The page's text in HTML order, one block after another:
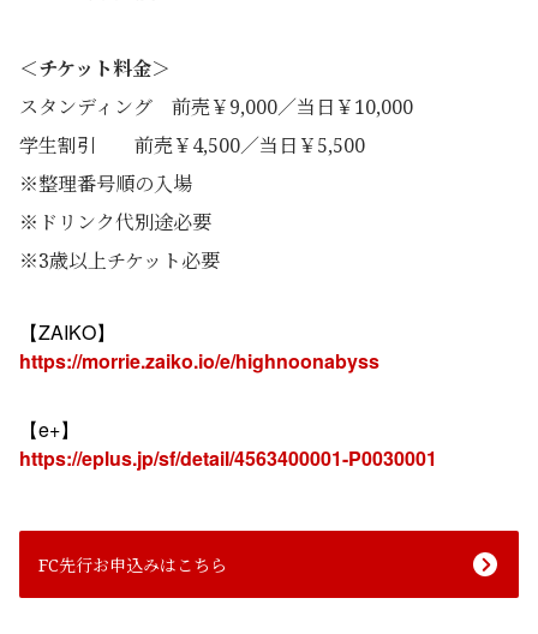
＜チケット料金＞
スタンディング 前売￥9,000／当日￥10,000
学生割引 前売￥4,500／当日￥5,500
※整理番号順の入場
※ドリンク代別途必要
※3歳以上チケット必要
【ZAIKO】
https://morrie.zaiko.io/e/highnoonabyss
【e+】
https://eplus.jp/sf/detail/4563400001-P0030001
FC先行お申込みはこちら